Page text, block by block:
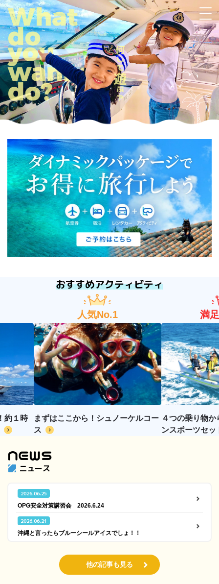
シュノーケリング 体験 ダイビング
チャーター ホエールウォッチング
おすすめアクティビティ
約１時
人気No.1
まずはここから！シュノーケルコー
ス
満
４つの乗り物
ンスポーツセッ
NEWS
ニュース
2026.06.25
OPG安全対策講習会 2026.6.24
2026.06.21
沖縄と言ったらブルーシールアイスでしょ！！
他の記事も見る